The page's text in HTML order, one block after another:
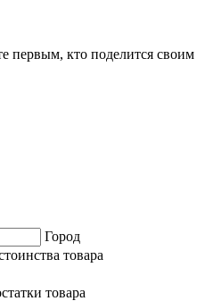
первым, кто поделится своим
Город
товара
товара